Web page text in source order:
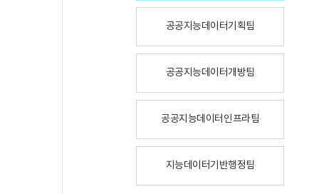
공공지능데이터기획팀
공공지능데이터개방팀
공공지능데이터인프라팀
지능데이터기반행정팀